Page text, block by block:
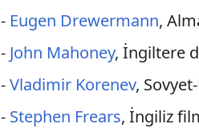
- Eugen Drewermann,
- John Mahoney, İngiltere
-Vladimir Korenev,
- Stephen Frears, İngiliz